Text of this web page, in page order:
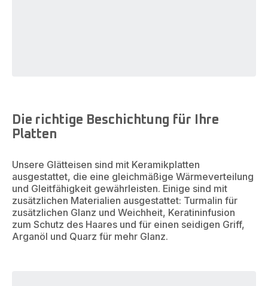
Die richtige Beschichtung für Ihre
Platten
Unsere Glätteisen sind mit Keramikplatten
ausgestattet, die eine gleichmäßige Wärmeverteilung
und Gleitfähigkeit gewährleisten. Einige sind mit
zusätzlichen Materialien ausgestattet: Turmalin für
zusätzlichen Glanz und Weichheit, Keratininfusion
zum Schutz des Haares und für einen seidigen Griff,
Arganöl und Quarz für mehr Glanz.